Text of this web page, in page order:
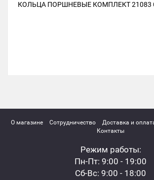
КОЛЬЦА ПОРШНЕВЫЕ КОМПЛЕКТ 21083
О магазине Сотрудничество Доставка и
Контакты
Режим работы:
Пн-Пт: 9:00 - 19:00
Сб-Вс: 9:00 - 18:00